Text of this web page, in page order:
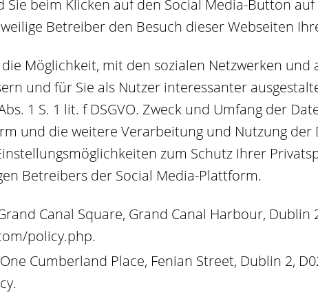
beim Klicken auf den Social Media-Button
Betreiber den Besuch dieser Webseiten
Möglichkeit, mit den sozialen Netzwerken
und für Sie als Nutzer interessanter
1 S. 1 lit. f DSGVO. Zweck und Umfang der
und die weitere Verarbeitung und Nutzung
zum Schutz Ihrer
Betreibers der Social Media-Plattform.
Canal Square, Grand Canal Harbour, Dublin
policy.php.
Cumberland Place, Fenian Street, Dublin 2,
.